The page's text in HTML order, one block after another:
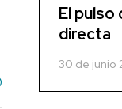
El pulso
directa
30 de junio